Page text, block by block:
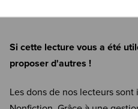
Si cette lecture vous a été
proposer d'autres !
Les dons de nos lecteurs